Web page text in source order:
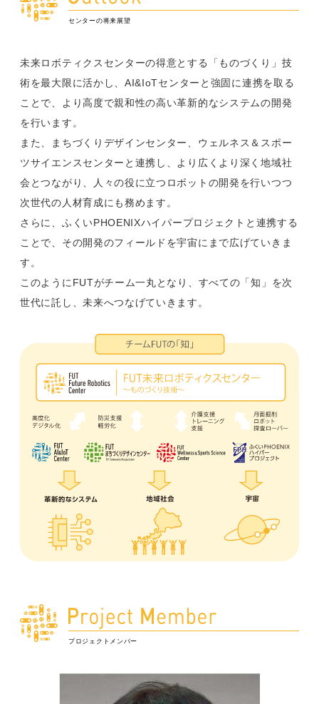
センターの将来展望
未来ロボティクスセンターの得意とする「ものづくり」技
術を最大限に活かし、AI&IoTセンターと強固に連携を取る
ことで、より高度で親和性の高い革新的なシステムの開発
を行います。
また、まちづくりデザインセンター、ウェルネス＆スポー
ツサイエンスセンターと連携し、より広くより深く地域社
会とつながり、人々の役に立つロボットの開発を行いつつ
次世代の人材育成にも務めます。
さらに、ふくいPHOENIXハイパープロジェクトと連携する
ことで、その開発のフィールドを宇宙にまで広げていきま
す。
このようにFUTがチーム一丸となり、すべての「知」を次
世代に託し、未来へつなげていきます。
プロジェクトメンバー